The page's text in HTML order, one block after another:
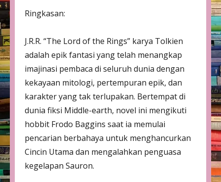
Ringkasan:
J.R.R. “The Lord of the Rings” karya Tolkien
adalah epik fantasi yang telah menangkap
imajinasi pembaca di seluruh dunia dengan
kekayaan mitologi, pertempuran epik, dan
karakter yang tak terlupakan. Bertempat di
dunia fiksi Middle-earth, novel ini mengikuti
hobbit Frodo Baggins saat ia memulai
pencarian berbahaya untuk menghancurkan
Cincin Utama dan mengalahkan penguasa
kegelapan Sauron.